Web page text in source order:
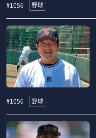
#1056 野球
#1056 野球